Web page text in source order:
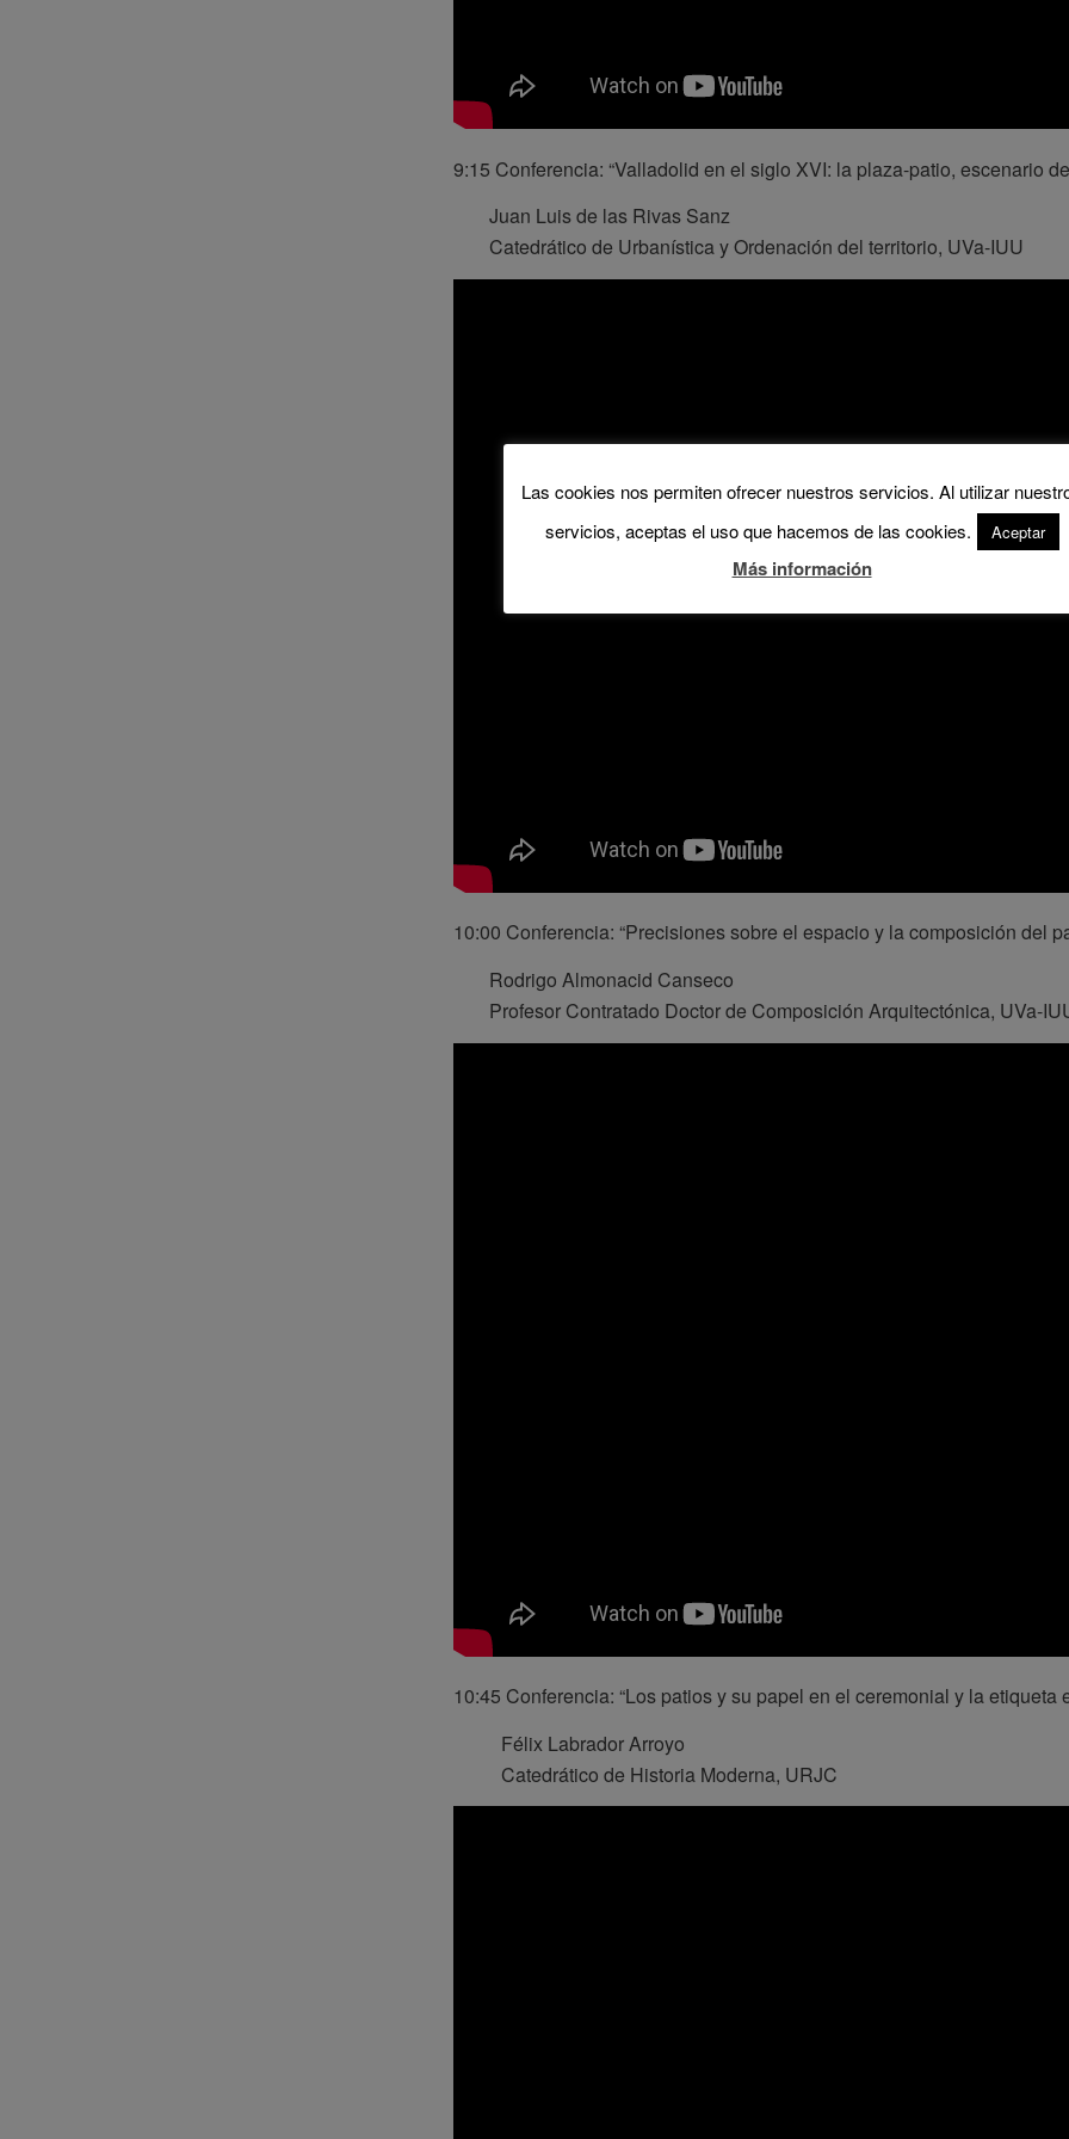
9:15 Conferencia: “Valladolid en el siglo XVI: la plaza-patio, escenario
Juan Luis de las Rivas Sanz
Catedrático de Urbanística y Ordenación del territorio, UVa-IUU
10:00 Conferencia: “Precisiones sobre el espacio y la composición del
Rodrigo Almonacid Canseco
Profesor Contratado Doctor de Composición Arquitectónica, UVa-
10:45 Conferencia: “Los patios y su papel en el ceremonial y la etiqueta
Félix Labrador Arroyo
Catedrático de Historia Moderna, URJC
Las cookies nos permiten ofrecer nuestros servicios. Al utilizar
servicios, aceptas el uso que hacemos de las cookies.
Aceptar
Más información